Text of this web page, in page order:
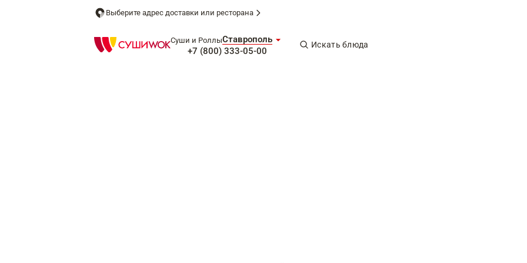
Выберите адрес доставки или ресторана
Суши и РоллыСтаврополь
+7 (800) 333-05-00
Искать блюда